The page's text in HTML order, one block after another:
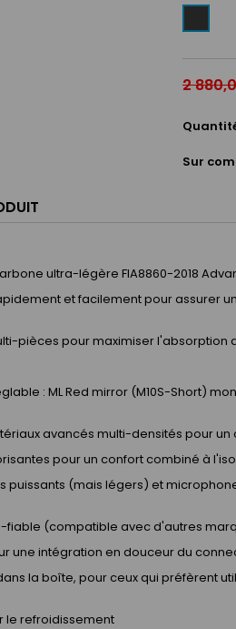
2
Sur
ultra-légère FIA8860-2018
et facilement pour assurer
pièces pour maximiser
: ML Red mirror (M10S-Short)
avancés multi-densités pour
pour un confort combiné à
puissants (mais légers) et
fiable (compatible avec d'autres
une intégration en douceur du
la boîte, pour ceux qui préfèrent
le refroidissement